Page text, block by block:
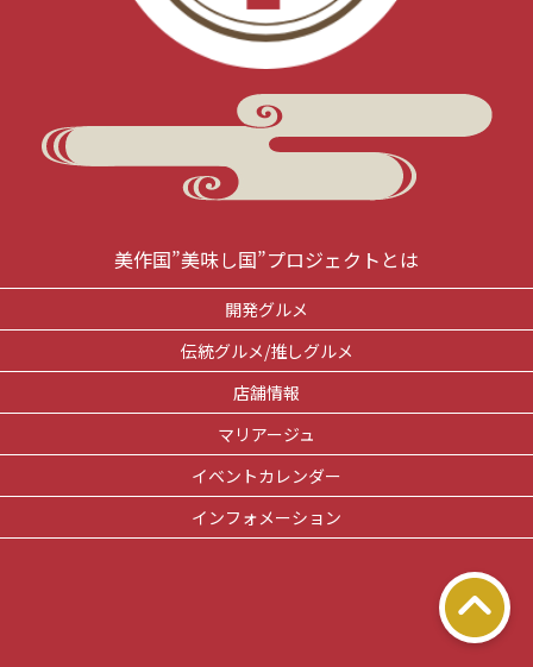
美作国”美味し国”プロジェクトとは
開発グルメ
伝統グルメ/推しグルメ
店舗情報
マリアージュ
イベントカレンダー
インフォメーション